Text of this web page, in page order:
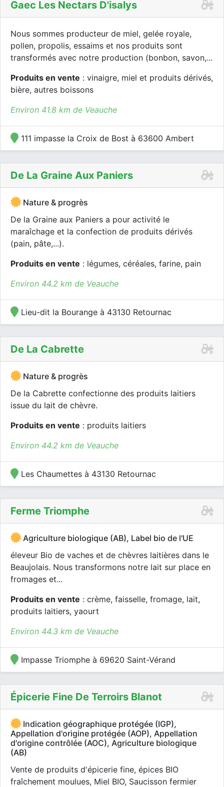
Gaec Les Nectars D'isalys
Nous sommes producteur de miel, gelée royale,
pollen, propolis, essaims et nos produits sont
transformés avec notre production (bonbon, savon,...
Produits en vente : vinaigre, miel et produits dérivés,
bière, autres boissons
Environ 41.8 km de Veauche
111 impasse la Croix de Bost à 63600 Ambert
De La Graine Aux Paniers
Nature & progrès
De la Graine aux Paniers a pour activité le
maraîchage et la confection de produits dérivés
(pain, pâte,...).
Produits en vente : légumes, céréales, farine, pain
Environ 44.2 km de Veauche
Lieu-dit la Bourange à 43130 Retournac
De La Cabrette
Nature & progrès
De la Cabrette confectionne des produits laitiers
issue du lait de chèvre.
Produits en vente : produits laitiers
Environ 44.2 km de Veauche
Les Chaumettes à 43130 Retournac
Ferme Triomphe
Agriculture biologique (AB), Label bio de l'UE
éleveur Bio de vaches et de chèvres laitières dans le
Beaujolais. Nous transformons notre lait sur place en
fromages et...
Produits en vente : crème, faisselle, fromage, lait,
produits laitiers, yaourt
Environ 44.3 km de Veauche
Impasse Triomphe à 69620 Saint-Vérand
Épicerie Fine De Terroirs Blanot
Indication géographique protégée (IGP),
Appellation d'origine protégée (AOP), Appellation
d'origine contrôlée (AOC), Agriculture biologique
(AB)
Vente de produits d'épicerie fine, épices BIO
fraîchement moulues, Miel BIO, Saucisson fermier